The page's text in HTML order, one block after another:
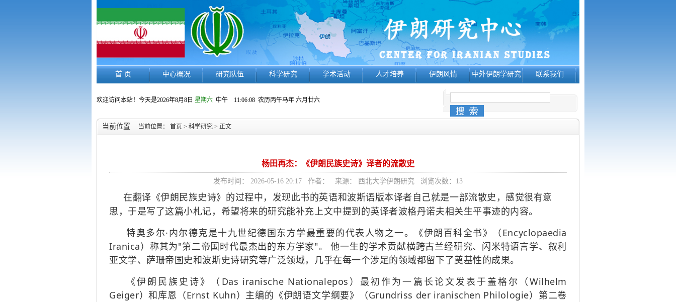
首 页 中心概况 研究队伍 科学研究 学术活动 人才培养 伊朗风情 中外伊朗学研究 联系我们
欢迎访问本站！今天是2026年8月8日 星期六 中午 11:06:09 农历丙午马年 六月廿六
当前位置 当前位置： 首页 > 科学研究 > 正文
杨田再杰：《伊朗民族史诗》译者的流散史
发布时间： 2026-05-16 20:17 作者： 来源： 西北大学伊朗研究 浏览次数： 13
在翻译《伊朗民族史诗》的过程中，发现此书的英语和波斯语版本译者自己就是一部流散史，感觉很有意
思，于是写了这篇小札记，希望将来的研究能补充上文中提到的英译者波格丹诺夫相关生平事迹的内容。
特奥多尔·内尔德克是十九世纪德国东方学最重要的代表人物之一。《伊朗百科全书》（Encyclopaedia
Iranica）称其为"第二帝国时代最杰出的东方学家"。 他一生的学术贡献横跨古兰经研究、闪米特语言学、叙利
亚文学、萨珊帝国史和波斯史诗研究等广泛领域，几乎在每一个涉足的领域都留下了奠基性的成果。
《伊朗民族史诗》（Das iranische Nationalepos）最初作为一篇长论文发表于盖格尔（Wilhelm
Geiger）和库恩（Ernst Kuhn）主编的《伊朗语文学纲要》（Grundriss der iranischen Philologie）第二卷